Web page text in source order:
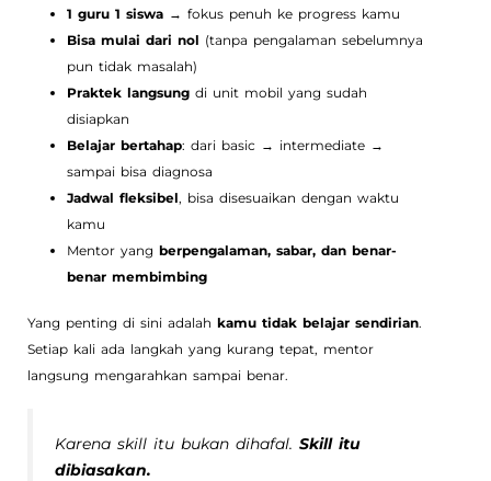
1 guru 1 siswa → fokus penuh ke progress kamu
Bisa mulai dari nol (tanpa pengalaman sebelumnya
pun tidak masalah)
Praktek langsung di unit mobil yang sudah
disiapkan
Belajar bertahap: dari basic → intermediate →
sampai bisa diagnosa
Jadwal fleksibel, bisa disesuaikan dengan waktu
kamu
Mentor yang berpengalaman, sabar, dan benar-
benar membimbing
Yang penting di sini adalah kamu tidak belajar sendirian.
Setiap kali ada langkah yang kurang tepat, mentor
langsung mengarahkan sampai benar.
Karena skill itu bukan dihafal. Skill itu
dibiasakan.